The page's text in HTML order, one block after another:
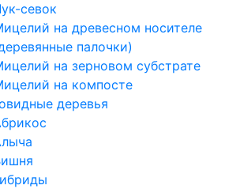
севок
на древесном носителе
палочки)
на зерновом субстрате
на компосте
деревья